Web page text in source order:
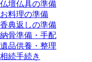
仏壇仏具の準備
お料理の準備
香典返しの準備
納骨準備・手配
遺品供養・整理
相続手続き